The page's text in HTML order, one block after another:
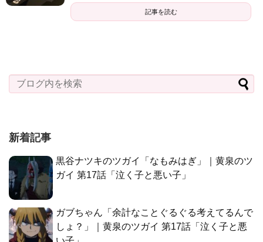
記事を読む
新着記事
黒谷ナツキのツガイ「なもみはぎ」｜黄泉のツ
ガイ 第17話「泣く子と悪い子」
ガブちゃん「余計なことぐるぐる考えてるんで
しょ？」｜黄泉のツガイ 第17話「泣く子と悪